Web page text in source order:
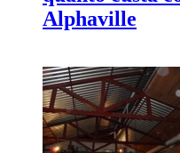
Alphaville